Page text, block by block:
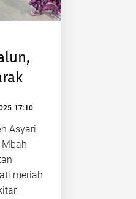
17:10
Asyari
meriah